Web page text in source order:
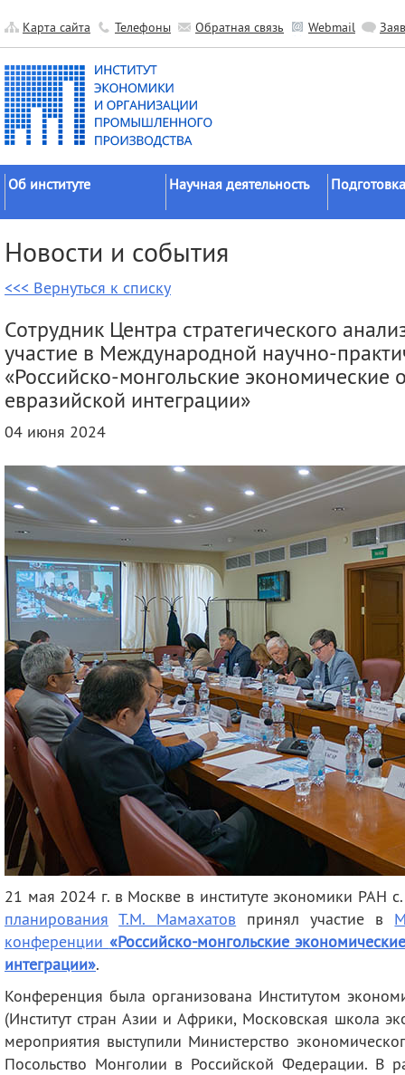
Карта сайта Телефоны Обратная связь Webmail
Об институте
Официальные документы
История
Научные подразделения
Прочие подразделения
Издательская
деятельность
Контакты
Научная деятельность
исследований
Гранты
Научные школы
Экспедиции
Мероприятия
советы
Целевое
Новости и события
<<< Вернуться к списку
Сотрудник Центра стратегического
участие в Международной научно-
«Российско-монгольские экономические
евразийской интеграции»
04 июня 2024
21 мая 2024 г. в Москве в институте экономики РАН
планирования Т.М. Мамахатов принял участие в
конференции «Российско-монгольские
интеграции».
Конференция была организована Институтом
(Институт стран Азии и Африки, Московская школа
мероприятия выступили Министерство
Посольство Монголии в Российской Федерации. В